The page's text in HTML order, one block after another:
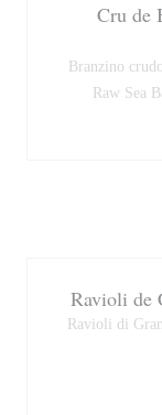
Cru de
Branzino
Raw Sea
Ravioli de
Ravioli di